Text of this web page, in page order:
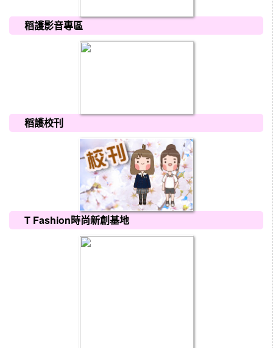
稻護影音專區
稻護校刊
T Fashion時尚新創基地